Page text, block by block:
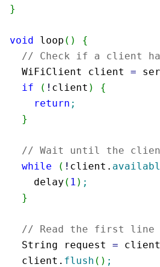
}
void loop ( )
{
// Check if a client
  WiFiClient client
=
if
( ! client )
{
return ;
}
// Wait until the client
while
( ! client.
    delay
( 1 ) ;
}
// Read the first line
  String request
=
  client.
flush ( ) ;